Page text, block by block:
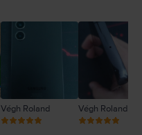
Végh Roland Végh Roland